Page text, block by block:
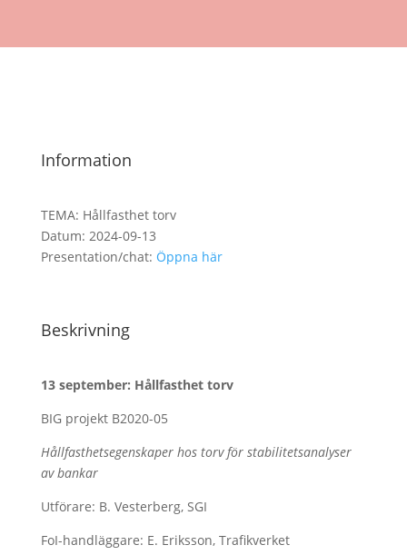
Information
TEMA: Hållfasthet torv
Datum: 2024-09-13
Presentation/chat: Öppna här
Beskrivning
13 september: Hållfasthet torv
BIG projekt B2020-05
Hållfasthetsegenskaper hos torv för stabilitetsanalyser
av bankar
Utförare: B. Vesterberg, SGI
FoI-handläggare: E. Eriksson, Trafikverket